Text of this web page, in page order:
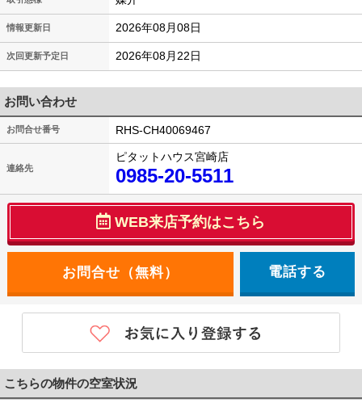
情報更新日 2026年08月08日
次回更新予定日 2026年08月22日
お問い合わせ
お問合せ番号 RHS-CH40069467
連絡先
ピタットハウス宮崎店
0985-20-5511
WEB来店予約はこちら
電話する
こちらの物件の空室状況